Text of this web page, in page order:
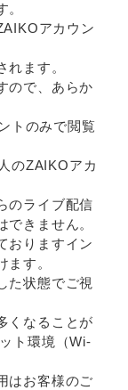
アカウン
れます。
ので、あらか
トのみで閲覧
のZAIKOアカ
のライブ配信
きません。
おりますイン
す。
た状態でご視
くなることが
ト環境（Wi-
はお客様のご